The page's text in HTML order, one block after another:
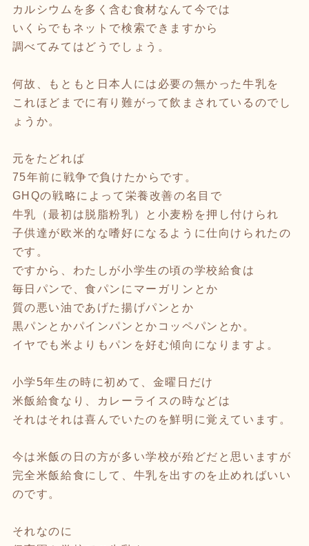
カルシウムを多く含む食材なんて今では
いくらでもネットで検索できますから
調べてみてはどうでしょう。
何故、もともと日本人には必要の無かった牛乳を
これほどまでに有り難がって飲まされているのでし
ょうか。
元をたどれば
75年前に戦争で負けたからです。
GHQの戦略によって栄養改善の名目で
牛乳（最初は脱脂粉乳）と小麦粉を押し付けられ
子供達が欧米的な嗜好になるように仕向けられたの
です。
ですから、わたしが小学生の頃の学校給食は
毎日パンで、食パンにマーガリンとか
質の悪い油であげた揚げパンとか
黒パンとかパインパンとかコッペパンとか。
イヤでも米よりもパンを好む傾向になりますよ。
小学5年生の時に初めて、金曜日だけ
米飯給食なり、カレーライスの時などは
それはそれは喜んでいたのを鮮明に覚えています。
今は米飯の日の方が多い学校が殆どだと思いますが
完全米飯給食にして、牛乳を出すのを止めればいい
のです。
それなのに